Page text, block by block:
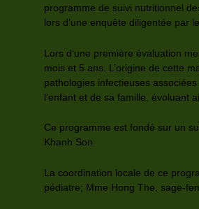
programme de suivi nutritionnel
lors d’une enquête diligentée par
Lors d’une première évaluation
mois et 5 ans. L’origine de cette
pathologies infectieuses
l’enfant et de sa famille, évoluant
Ce programme est fondé sur un
Khanh Son.
La coordination locale de ce
pédiatre; Mme Hong The, sage-